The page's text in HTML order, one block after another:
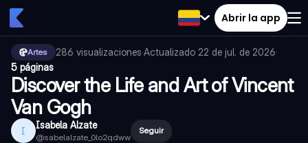
Abrir la app
Artes 286 visualizaciones·Actualizado 22 de jul. de 2026·
5 páginas
Discover the Life and Art of Vincent
Van Gogh
I Isabela Alzate
@sabelalzate_0lo2qdww
Seguir